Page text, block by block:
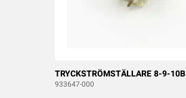
TRYCKSTRÖMSTÄLLARE 8-9-10B
933647-000